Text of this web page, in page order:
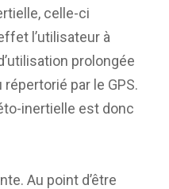
celle-ci
l’utilisateur à
prolongée
par le GPS.
inertielle est donc
Au point d’être